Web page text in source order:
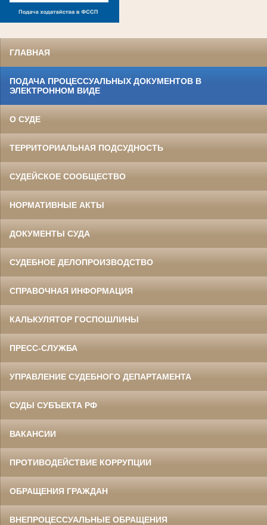
ГЛАВНАЯ
ПОДАЧА ПРОЦЕССУАЛЬНЫХ ДОКУМЕНТОВ В
ЭЛЕКТРОННОМ ВИДЕ
О СУДЕ
ТЕРРИТОРИАЛЬНАЯ ПОДСУДНОСТЬ
СУДЕЙСКОЕ СООБЩЕСТВО
НОРМАТИВНЫЕ АКТЫ
ДОКУМЕНТЫ СУДА
СУДЕБНОЕ ДЕЛОПРОИЗВОДСТВО
СПРАВОЧНАЯ ИНФОРМАЦИЯ
КАЛЬКУЛЯТОР ГОСПОШЛИНЫ
ПРЕСС-СЛУЖБА
УПРАВЛЕНИЕ СУДЕБНОГО ДЕПАРТАМЕНТА
СУДЫ СУБЪЕКТА РФ
ВАКАНСИИ
ПРОТИВОДЕЙСТВИЕ КОРРУПЦИИ
ОБРАЩЕНИЯ ГРАЖДАН
ВНЕПРОЦЕССУАЛЬНЫЕ ОБРАЩЕНИЯ